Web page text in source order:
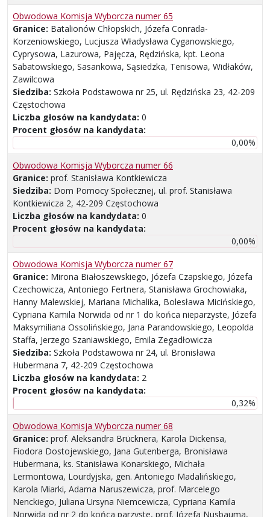
Obwodowa Komisja Wyborcza numer 65
Granice: Batalionów Chłopskich, Józefa Conrada-
Korzeniowskiego, Lucjusza Władysława Cyganowskiego,
Cyprysowa, Lazurowa, Pajęcza, Rędzińska, kpt. Leona
Sabatowskiego, Sasankowa, Sąsiedzka, Tenisowa, Widłaków,
Zawilcowa
Siedziba: Szkoła Podstawowa nr 25, ul. Rędzińska 23, 42-209
Częstochowa
Liczba głosów na kandydata: 0
Procent głosów na kandydata:
0,00%
Obwodowa Komisja Wyborcza numer 66
Granice: prof. Stanisława Kontkiewicza
Siedziba: Dom Pomocy Społecznej, ul. prof. Stanisława
Kontkiewicza 2, 42-209 Częstochowa
Liczba głosów na kandydata: 0
Procent głosów na kandydata:
0,00%
Obwodowa Komisja Wyborcza numer 67
Granice: Mirona Białoszewskiego, Józefa Czapskiego, Józefa
Czechowicza, Antoniego Fertnera, Stanisława Grochowiaka,
Hanny Malewskiej, Mariana Michalika, Bolesława Micińskiego,
Cypriana Kamila Norwida od nr 1 do końca nieparzyste, Józefa
Maksymiliana Ossolińskiego, Jana Parandowskiego, Leopolda
Staffa, Jerzego Szaniawskiego, Emila Zegadłowicza
Siedziba: Szkoła Podstawowa nr 24, ul. Bronisława
Hubermana 7, 42-209 Częstochowa
Liczba głosów na kandydata: 2
Procent głosów na kandydata:
0,32%
Obwodowa Komisja Wyborcza numer 68
Granice: prof. Aleksandra Brücknera, Karola Dickensa,
Fiodora Dostojewskiego, Jana Gutenberga, Bronisława
Hubermana, ks. Stanisława Konarskiego, Michała
Lermontowa, Lourdyjska, gen. Antoniego Madalińskiego,
Karola Miarki, Adama Naruszewicza, prof. Marcelego
Nenckiego, Juliana Ursyna Niemcewicza, Cypriana Kamila
Norwida od nr 2 do końca parzyste, prof. Józefa Nusbauma,